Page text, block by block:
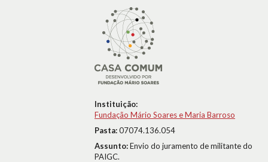
Instituição:
Fundação Mário Soares e Maria Barroso
Pasta:07074.136.054
Assunto:Envio do juramento de militante do
PAIGC.